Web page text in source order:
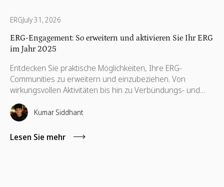
ERGJuly 31, 2026
ERG-Engagement: So erweitern und aktivieren Sie Ihr ERG
im Jahr 2025
Entdecken Sie praktische Möglichkeiten, Ihre ERG-
Communities zu erweitern und einzubeziehen. Von
wirkungsvollen Aktivitäten bis hin zu Verbündungs- und
Führungsstrategien — dieser Leitfaden hilft ERGs, bei der
Arbeit echte Verbindungen herzustellen und
Veränderungen herbeizuführen.
Kumar Siddhant
Lesen Sie mehr